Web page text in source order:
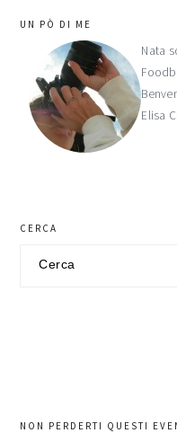
barra
laterale
primaria
UN PÒ DI ME
Nata
Elisa
CERCA
NON PERDERTI QUESTI